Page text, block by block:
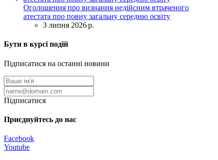
Оголошення про визнання недійсним втраченого
атестата про повну загальну середню освіту
3 липня 2026 р.
Бути в курсі подій
Підписатися на останні новини
Підписатися
Приєднуйтесь до нас
Facebook
Youtube